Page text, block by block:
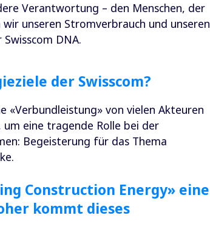
Verantwortung – den Menschen, der
unseren Stromverbrauch und unseren
DNA.
der Swisscom?
«Verbundleistung» von vielen Akteuren
eine tragende Rolle bei der
Begeisterung für das Thema
Construction Energy» eine
kommt dieses